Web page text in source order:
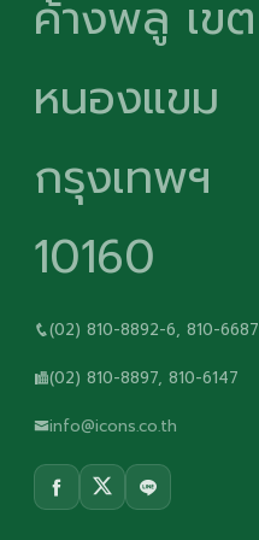
ค้างพลู เขต
หนองแขม
กรุงเทพฯ
10160
(02) 810-8892-6, 810-6687
(02) 810-8897, 810-6147
info@icons.co.th